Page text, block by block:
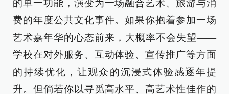
的单一功能，演变为一场融合艺术、旅游与消
费的年度公共文化事件。如果你抱着参加一场
艺术嘉年华的心态前来，大概率不会失望——
学校在对外服务、互动体验、宣传推广等方面
的持续优化，让观众的沉浸式体验感逐年提
升。但倘若你以寻觅高水平、高艺术性佳作的